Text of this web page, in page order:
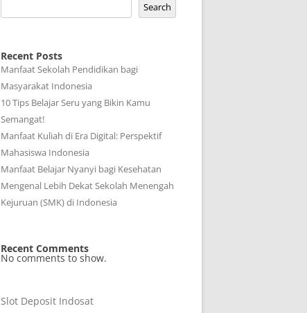
Search
Recent Posts
Manfaat Sekolah Pendidikan bagi
Masyarakat Indonesia
10 Tips Belajar Seru yang Bikin Kamu
Semangat!
Manfaat Kuliah di Era Digital: Perspektif
Mahasiswa Indonesia
Manfaat Belajar Nyanyi bagi Kesehatan
Mengenal Lebih Dekat Sekolah Menengah
Kejuruan (SMK) di Indonesia
Recent Comments
No comments to show.
Slot Deposit Indosat